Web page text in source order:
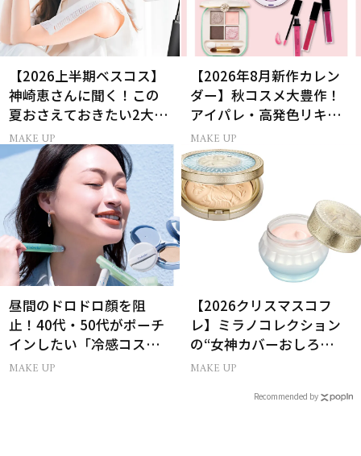
【2026上半期ベスコス】
神崎恵さんに聞く！この
夏おさえておきたい2大メ
イクトレンド
MAKE UP
【2026年8月新作カレン
ダー】秋コスメ大豊作！
アイパレ・高発色リキッ
ドリップ・チーク
MAKE UP
昼間のドロドロ顔を阻
止！40代・50代がポーチ
インしたい「冷感コス
メ」5選
MAKE UP
【2026クリスマスコフ
レ】ミラノコレクション
の“女神カバーおしろ
い”で主役に！
MAKE UP
Recommended by